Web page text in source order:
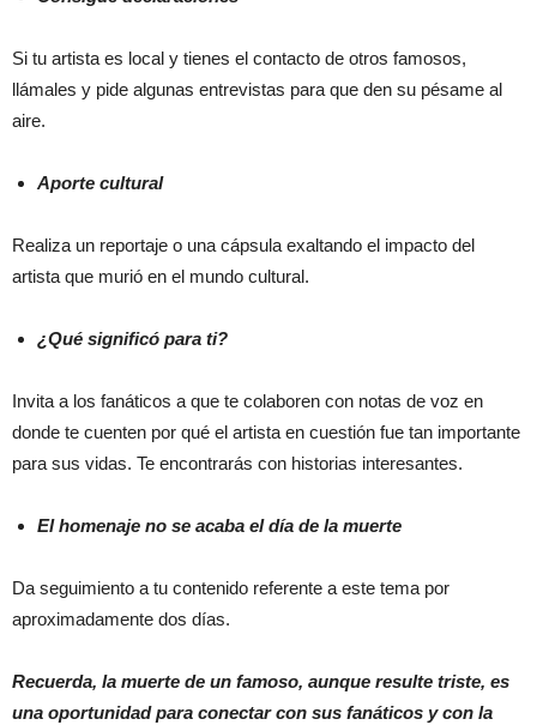
Si tu artista es local y tienes el contacto de otros famosos,
llámales y pide algunas entrevistas para que den su pésame al
aire.
Aporte cultural
Realiza un reportaje o una cápsula exaltando el impacto del
artista que murió en el mundo cultural.
¿Qué significó para ti?
Invita a los fanáticos a que te colaboren con notas de voz en
donde te cuenten por qué el artista en cuestión fue tan importante
para sus vidas. Te encontrarás con historias interesantes.
El homenaje no se acaba el día de la muerte
Da seguimiento a tu contenido referente a este tema por
aproximadamente dos días.
Recuerda, la muerte de un famoso, aunque resulte triste, es
una oportunidad para conectar con sus fanáticos y con la